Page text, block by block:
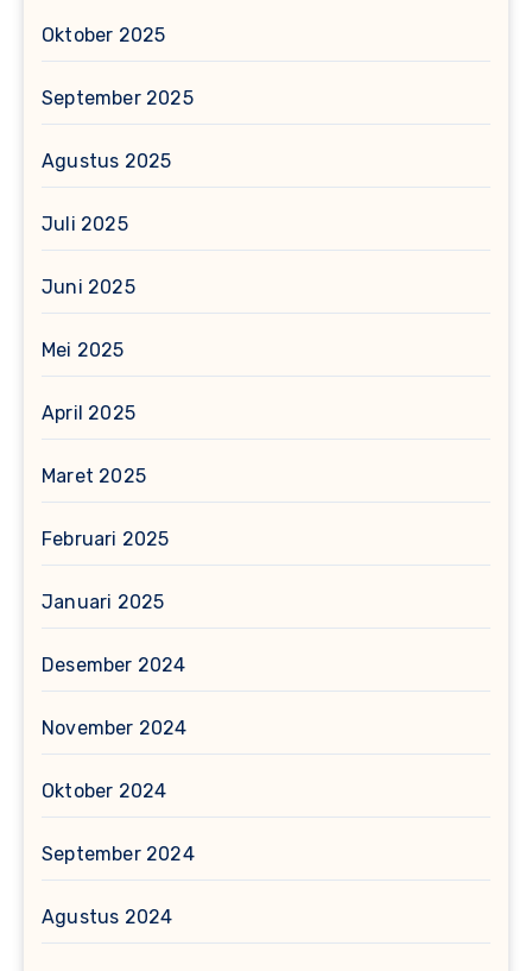
Oktober 2025
September 2025
Agustus 2025
Juli 2025
Juni 2025
Mei 2025
April 2025
Maret 2025
Februari 2025
Januari 2025
Desember 2024
November 2024
Oktober 2024
September 2024
Agustus 2024